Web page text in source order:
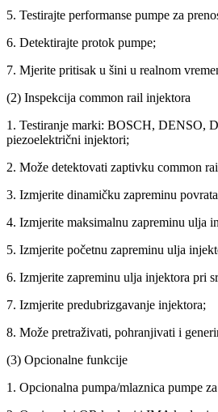
5. Testirajte performanse pumpe za
6. Detektirajte protok pumpe;
7. Mjerite pritisak u šini u realnom
(2) Inspekcija common rail injektora
1. Testiranje marki: BOSCH, DENSO,
piezoelektrični injektori;
2. Može detektovati zaptivku common
3. Izmjerite dinamičku zapreminu
4. Izmjerite maksimalnu zapreminu ulja
5. Izmjerite početnu zapreminu ulja
6. Izmjerite zapreminu ulja injektora pri
7. Izmjerite predubrizgavanje injektora;
8. Može pretraživati, pohranjivati ​​i
(3) Opcionalne funkcije
1. Opcionalna pumpa/mlaznica pumpe